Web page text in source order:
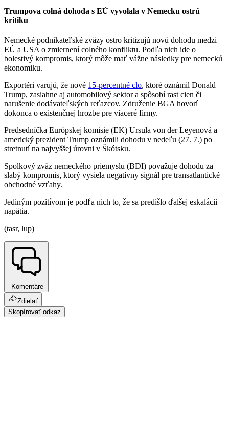
Trumpova colná dohoda s EÚ vyvolala v Nemecku ostrú
kritiku
Nemecké podnikateľské zväzy ostro kritizujú novú dohodu medzi
EÚ a USA o zmiernení colného konfliktu. Podľa nich ide o
bolestivý kompromis, ktorý môže mať vážne následky pre nemeckú
ekonomiku.
Exportéri varujú, že nové 15-percentné clo, ktoré oznámil Donald
Trump, zasiahne aj automobilový sektor a spôsobí rast cien či
narušenie dodávateľských reťazcov. Združenie BGA hovorí
dokonca o existenčnej hrozbe pre viaceré firmy.
Predsedníčka Európskej komisie (EK) Ursula von der Leyenová a
americký prezident Trump oznámili dohodu v nedeľu (27. 7.) po
stretnutí na najvyššej úrovni v Škótsku.
Spolkový zväz nemeckého priemyslu (BDI) považuje dohodu za
slabý kompromis, ktorý vysiela negatívny signál pre transatlantické
obchodné vzťahy.
Jediným pozitívom je podľa nich to, že sa predišlo ďalšej eskalácii
napätia.
(tasr, lup)
Komentáre
Zdielať
Skopírovať odkaz